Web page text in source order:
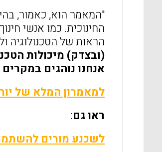
"המאמר הוא, כאמור,
החינוכית. כמו אנשי
הראות של הטכנולוגיה
(ובצדק) מיכולות
אנחנו נוהגים
למאמרון המלא של
ראו גם:
לשכנע מורים